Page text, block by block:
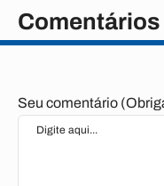
Comentários
Seu comentário